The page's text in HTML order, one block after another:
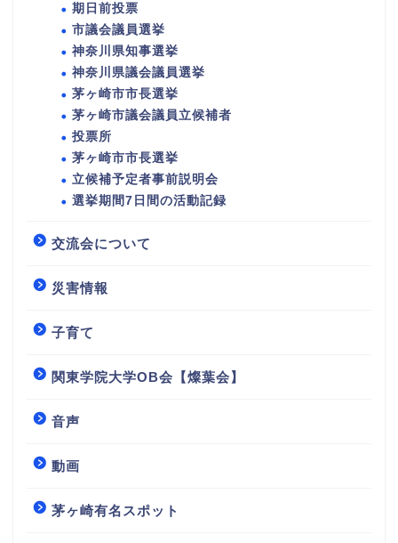
期日前投票
市議会議員選挙
神奈川県知事選挙
神奈川県議会議員選挙
茅ヶ崎市市長選挙
茅ヶ崎市議会議員立候補者
投票所
茅ヶ崎市市長選挙
立候補予定者事前説明会
選挙期間7日間の活動記録
交流会について
災害情報
子育て
関東学院大学OB会【燦葉会】
音声
動画
茅ヶ崎有名スポット